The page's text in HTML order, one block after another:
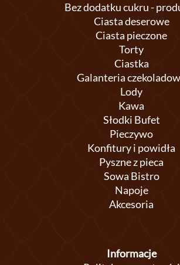
Bez dodatku cukru -
Ciasta deserowe
Ciasta pieczone
Torty
Ciastka
Galanteria
Lody
Kawa
Słodki Bufet
Pieczywo
Konfitury i powidła
Pyszne z pieca
Sowa Bistro
Napoje
Akcesoria
Informacje